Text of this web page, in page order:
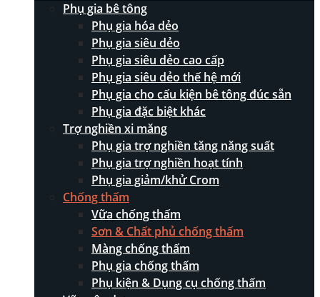
Phụ gia bê tông
Phụ gia hóa dẻo
Phụ gia siêu dẻo
Phụ gia siêu dẻo cao cấp
Phụ gia siêu dẻo thế hệ mới
Phụ gia cho cấu kiện bê tông đúc sẵn
Phụ gia đặc biệt khác
Trợ nghiền xi măng
Phụ gia trợ nghiền tăng năng suất
Phụ gia trợ nghiền hoạt tính
Phụ gia giảm/khử Crom
Chống thấm
Vữa chống thấm
Sơn & Chất phủ chống thấm
Màng chống thấm
Phụ gia chống thấm
Phụ kiện & Dụng cụ chống thấm